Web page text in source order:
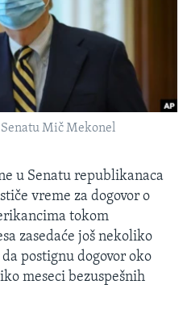
Mič Mekonel
u Senatu republikanaca
vreme za dogovor o
tokom
zasedaće još nekoliko
postignu dogovor oko
meseci bezuspešnih